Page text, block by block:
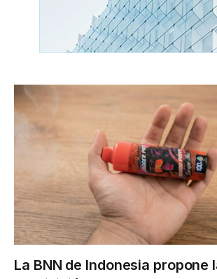
La BNN de Indonesia propone